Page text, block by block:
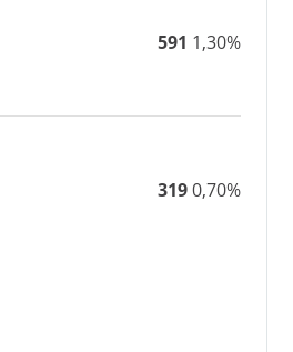
591 1,30%
319 0,70%